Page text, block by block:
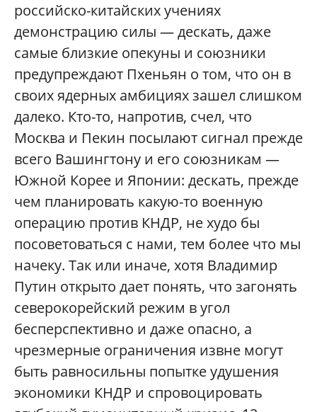
российско-китайских учениях
демонстрацию силы — дескать, даже
самые близкие опекуны и союзники
предупреждают Пхеньян о том, что он в
своих ядерных амбициях зашел слишком
далеко. Кто-то, напротив, счел, что
Москва и Пекин посылают сигнал прежде
всего Вашингтону и его союзникам —
Южной Корее и Японии: дескать, прежде
чем планировать какую-то военную
операцию против КНДР, не худо бы
посоветоваться с нами, тем более что мы
начеку. Так или иначе, хотя Владимир
Путин открыто дает понять, что загонять
северокорейский режим в угол
бесперспективно и даже опасно, а
чрезмерные ограничения извне могут
быть равносильны попытке удушения
экономики КНДР и спровоцировать